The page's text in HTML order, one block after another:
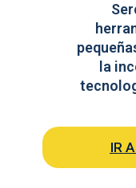
la
IR